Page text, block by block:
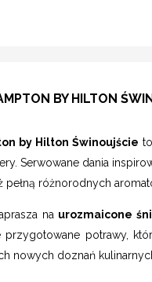
BY HILTON
by Hilton Świnoujście
Serwowane dania
różnorodnych
na urozmaicone
przygotowane potrawy,
nowych doznań